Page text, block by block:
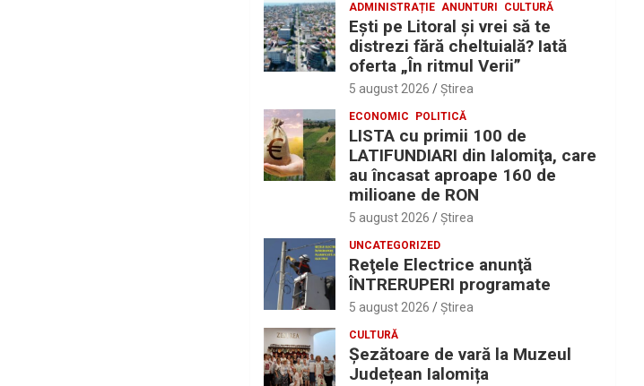
ADMINISTRAȚIE ANUNTURI CULTURĂ
Eşti pe Litoral şi vrei să te
distrezi fără cheltuială? Iată
oferta „În ritmul Verii”
5 august 2026 Ştirea
ECONOMIC POLITICĂ
LISTA cu primii 100 de
LATIFUNDIARI din Ialomiţa, care
au încasat aproape 160 de
milioane de RON
5 august 2026 Ştirea
UNCATEGORIZED
Reţele Electrice anunţă
ÎNTRERUPERI programate
5 august 2026 Ştirea
CULTURĂ
Șezătoare de vară la Muzeul
Județean Ialomița